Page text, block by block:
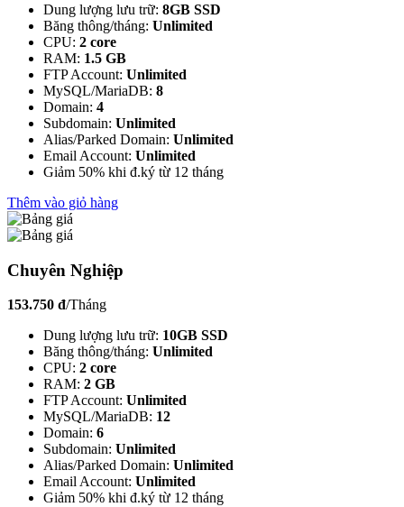
Dung lượng lưu trữ: 8GB SSD
Băng thông/tháng: Unlimited
CPU: 2 core
RAM: 1.5 GB
FTP Account: Unlimited
MySQL/MariaDB: 8
Domain: 4
Subdomain: Unlimited
Alias/Parked Domain: Unlimited
Email Account: Unlimited
Giảm 50% khi đ.ký từ 12 tháng
Thêm vào giỏ hàng
Chuyên Nghiệp
153.750 đ/Tháng
Dung lượng lưu trữ: 10GB SSD
Băng thông/tháng: Unlimited
CPU: 2 core
RAM: 2 GB
FTP Account: Unlimited
MySQL/MariaDB: 12
Domain: 6
Subdomain: Unlimited
Alias/Parked Domain: Unlimited
Email Account: Unlimited
Giảm 50% khi đ.ký từ 12 tháng